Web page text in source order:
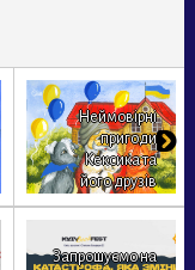
Неймовірні
пригоди
Кексика та
його друзів
Запрошуємо на